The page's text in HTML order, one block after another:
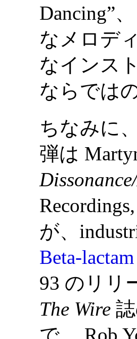
Dancing”
なメロデ
なインス
ならでは
ちなみに
弾は
が、
Beta-
93 のリリ
The Wire
で、 Rob